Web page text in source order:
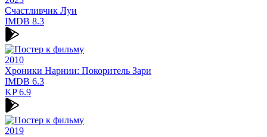
Счастливчик Луи
IMDB 8.3
2010
Хроники Нарнии: Покоритель Зари
IMDB 6.3
KP6.9
2019